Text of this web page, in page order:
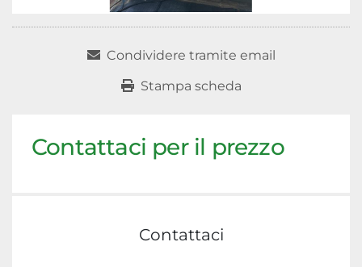
Condividere tramite email
Stampa scheda
Contattaci per il prezzo
Contattaci